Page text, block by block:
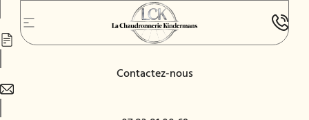
Devis instantané
Contactez-nous